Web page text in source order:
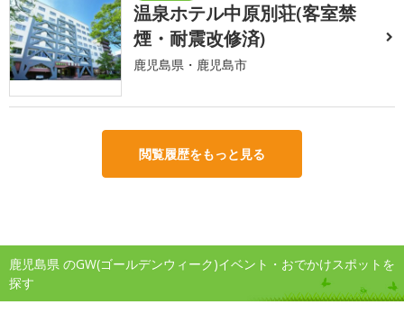
温泉ホテル中原別荘(客室禁
煙・耐震改修済)
鹿児島県・鹿児島市
閲覧履歴をもっと見る
鹿児島県 のGW(ゴールデンウィーク)イベント・おでかけスポットを
探す